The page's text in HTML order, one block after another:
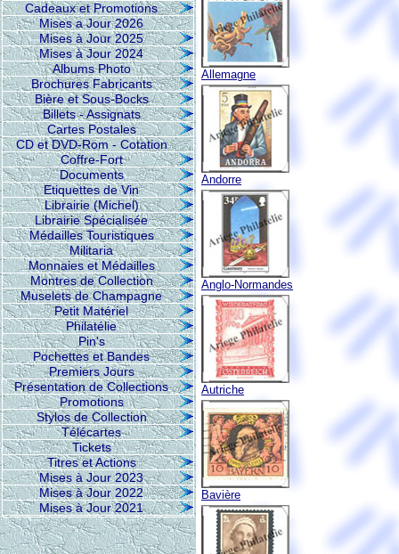
Cadeaux et Promotions
Mises a Jour 2026
Mises à Jour 2025
Mises à Jour 2024
Albums Photo
Brochures Fabricants
Bière et Sous-Bocks
Billets - Assignats
Cartes Postales
CD et DVD-Rom - Cotation
Coffre-Fort
Documents
Etiquettes de Vin
Librairie (Michel)
Librairie Spécialisée
Médailles Touristiques
Militaria
Monnaies et Médailles
Montres de Collection
Muselets de Champagne
Petit Matériel
Philatélie
Pin's
Pochettes et Bandes
Premiers Jours
Présentation de Collections
Promotions
Stylos de Collection
Télécartes
Tickets
Titres et Actions
Mises à Jour 2023
Mises à Jour 2022
Mises à Jour 2021
Allemagne
Andorre
Anglo-Normandes
Autriche
Bavière